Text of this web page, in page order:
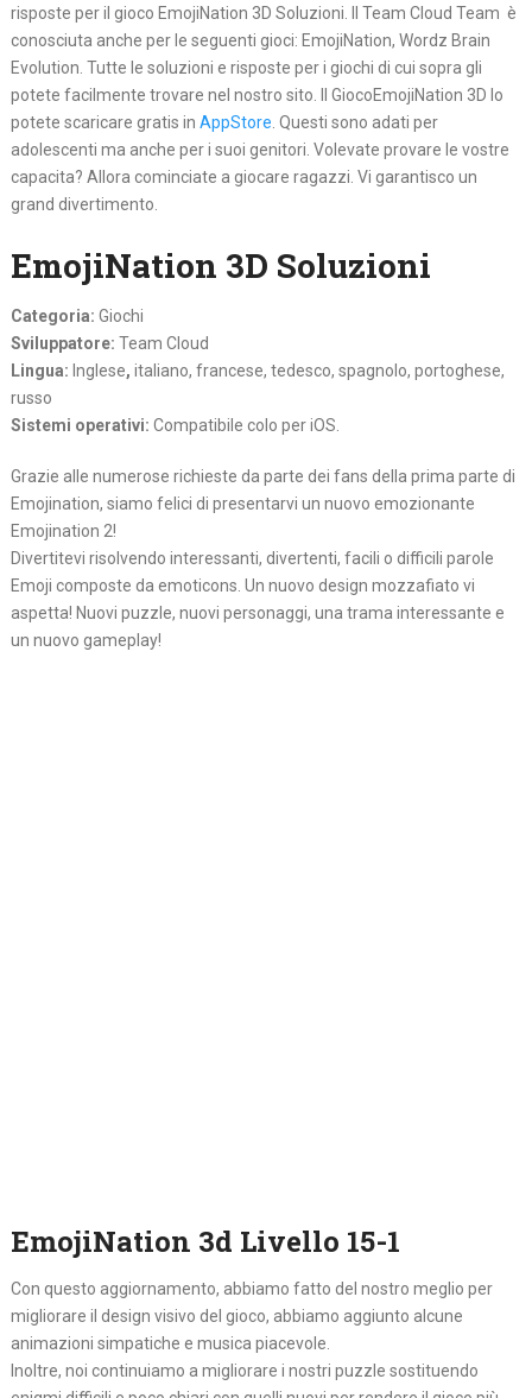
risposte per il gioco EmojiNation 3D Soluzioni. Il Team Cloud Team è
conosciuta anche per le seguenti gioci: EmojiNation, Wordz Brain
Evolution. Tutte le soluzioni e risposte per i giochi di cui sopra gli
potete facilmente trovare nel nostro sito. Il GiocoEmojiNation 3D lo
potete scaricare gratis in AppStore. Questi sono adati per
adolescenti ma anche per i suoi genitori. Volevate provare le vostre
capacita? Allora cominciate a giocare ragazzi. Vi garantisco un
grand divertimento.
EmojiNation 3D Soluzioni
Categoria: Giochi
Sviluppatore: Team Cloud
Lingua: Inglese, italiano, francese, tedesco, spagnolo, portoghese,
russo
Sistemi operativi: Compatibile colo per iOS.
Grazie alle numerose richieste da parte dei fans della prima parte di
Emojination, siamo felici di presentarvi un nuovo emozionante
Emojination 2!
Divertitevi risolvendo interessanti, divertenti, facili o difficili parole
Emoji composte da emoticons. Un nuovo design mozzafiato vi
aspetta! Nuovi puzzle, nuovi personaggi, una trama interessante e
un nuovo gameplay!
EmojiNation 3d Livello 15-1
Con questo aggiornamento, abbiamo fatto del nostro meglio per
migliorare il design visivo del gioco, abbiamo aggiunto alcune
animazioni simpatiche e musica piacevole.
Inoltre, noi continuiamo a migliorare i nostri puzzle sostituendo